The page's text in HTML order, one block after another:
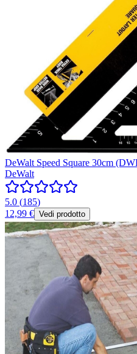
DeWalt Speed Square 30cm
DeWalt
5.0 (185)
12,99 € Vedi prodotto